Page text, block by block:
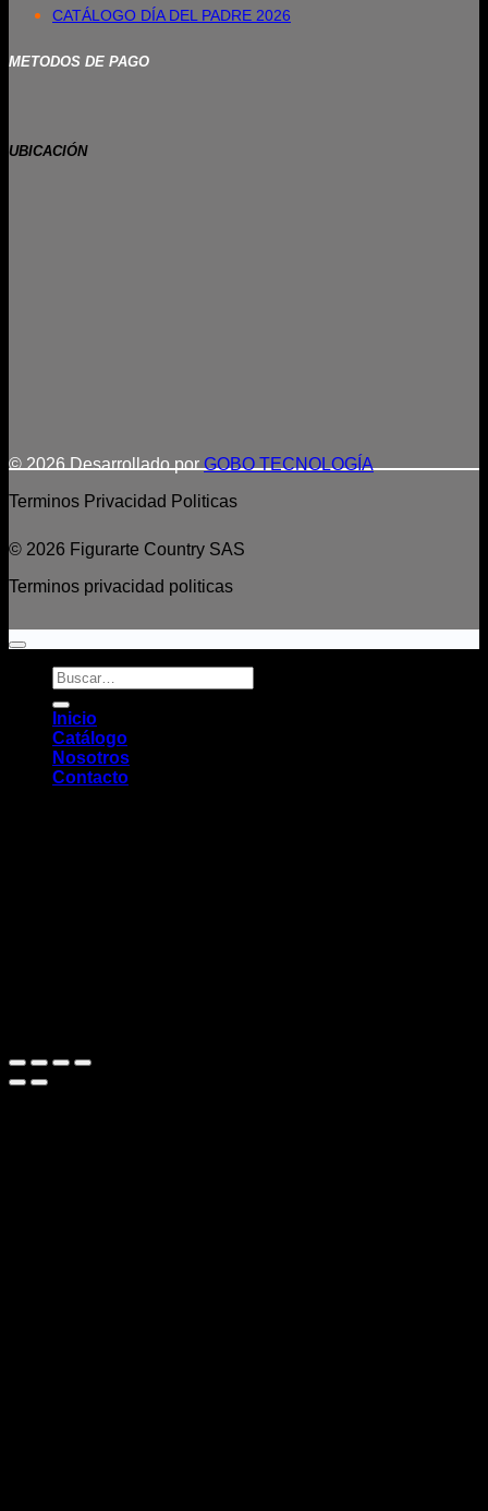
CATÁLOGO DÍA DEL PADRE 2026
METODOS DE PAGO
UBICACIÓN
© 2026 Desarrollado porGOBO TECNOLOGÍA
Terminos Privacidad Politicas
© 2026 Figurarte Country SAS
Terminos privacidad politicas
Buscar
por:
Inicio
Catálogo
Nosotros
Contacto